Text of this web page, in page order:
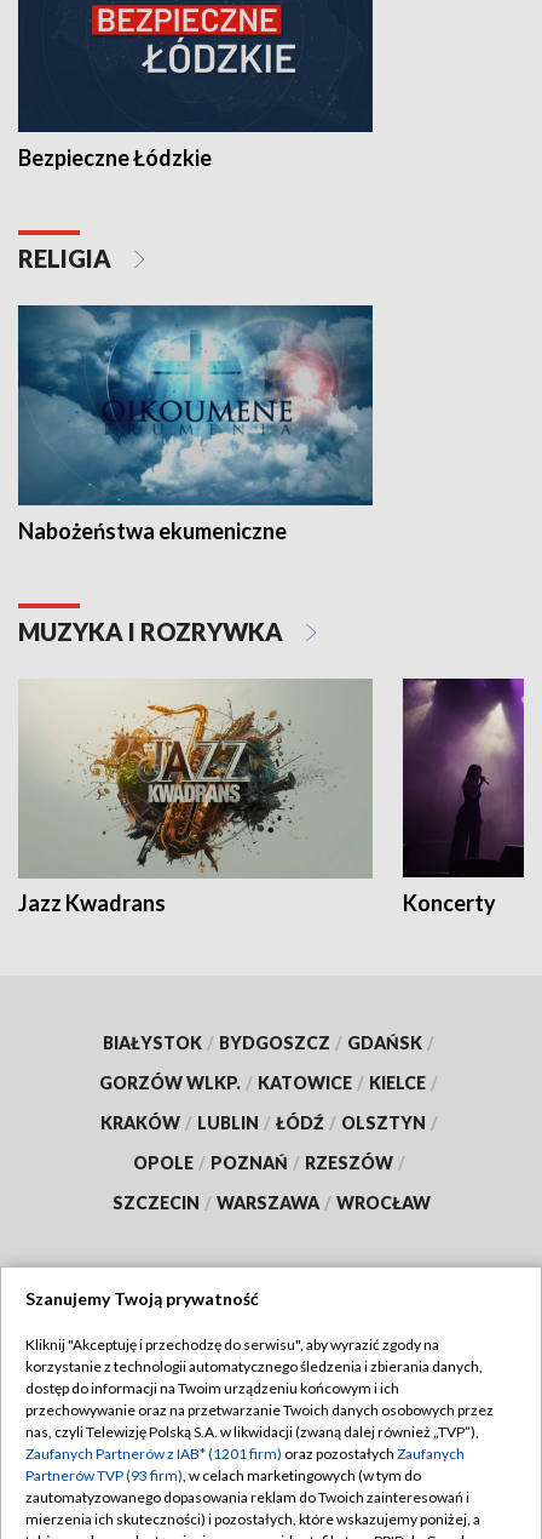
Bezpieczne Łódzkie
RELIGIA
Nabożeństwa ekumeniczne
MUZYKA I ROZRYWKA
Jazz Kwadrans Koncerty
BIAŁYSTOK / BYDGOSZCZ / GDAŃSK /
GORZÓW WLKP. / KATOWICE / KIELCE /
KRAKÓW / LUBLIN / ŁÓDŹ / OLSZTYN /
OPOLE / POZNAŃ / RZESZÓW /
SZCZECIN / WARSZAWA / WROCŁAW
TVP
Abonament TVP
Emisja w TVP
Centrum informacji TVP
Naziemna Telewizja Cyfrowa
Regulamin TVP
Polityka prywatności
Moje zgody
Pomoc
Szanujemy Twoją prywatność
Kliknij "Akceptuję i przechodzę do serwisu", aby wyrazić zgody na
korzystanie z technologii automatycznego śledzenia i zbierania danych,
dostęp do informacji na Twoim urządzeniu końcowym i ich
przechowywanie oraz na przetwarzanie Twoich danych osobowych przez
nas, czyli Telewizję Polską S.A. w likwidacji (zwaną dalej również „TVP”),
Zaufanych Partnerów z IAB* (1201 firm) oraz pozostałych Zaufanych
Partnerów TVP (93 firm), w celach marketingowych (w tym do
zautomatyzowanego dopasowania reklam do Twoich zainteresowań i
mierzenia ich skuteczności) i pozostałych, które wskazujemy poniżej, a